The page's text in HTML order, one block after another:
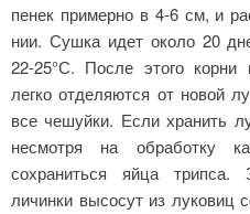
пенек пример­но в 4-6 см, и
нии. Сушка идет около 20
22-25°С. После этого корни
легко отделяются от новой
все чешуйки. Если хранить
несмо­тря на обработку
сохраниться яйца
личинки высосут из луковиц